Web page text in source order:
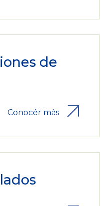
de
Conocér más